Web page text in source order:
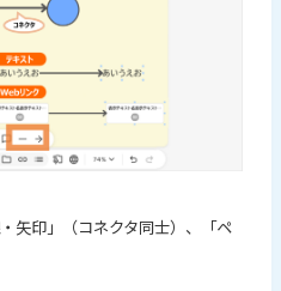
矢印」（コネクタ同士）、「ペ